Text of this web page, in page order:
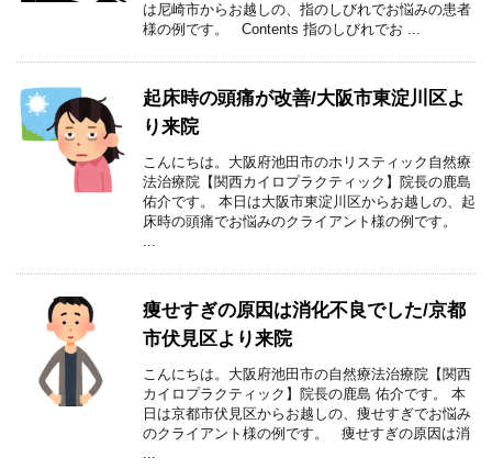
は尼崎市からお越しの、指のしびれでお悩みの患者
様の例です。 Contents 指のしびれでお ...
起床時の頭痛が改善/大阪市東淀川区よ
り来院
こんにちは。大阪府池田市のホリスティック自然療
法治療院【関西カイロプラクティック】院長の鹿島
佑介です。 本日は大阪市東淀川区からお越しの、起
床時の頭痛でお悩みのクライアント様の例です。
...
痩せすぎの原因は消化不良でした/京都
市伏見区より来院
こんにちは。大阪府池田市の自然療法治療院【関西
カイロプラクティック】院長の鹿島 佑介です。 本
日は京都市伏見区からお越しの、痩せすぎでお悩み
のクライアント様の例です。 痩せすぎの原因は消
...